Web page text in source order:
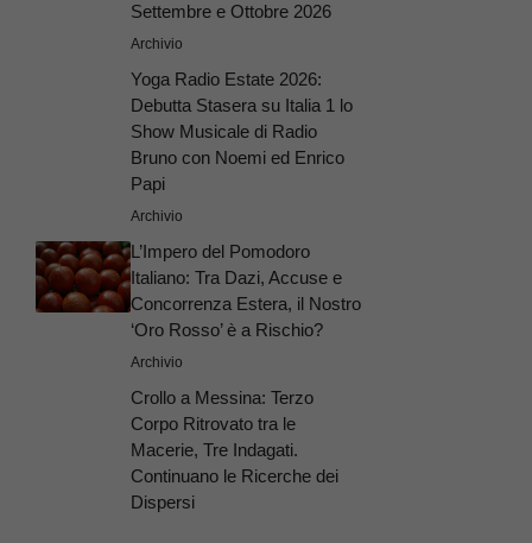
Settembre e Ottobre 2026
Archivio
Yoga Radio Estate 2026:
Debutta Stasera su Italia 1 lo
Show Musicale di Radio
Bruno con Noemi ed Enrico
Papi
Archivio
L’Impero del Pomodoro
Italiano: Tra Dazi, Accuse e
Concorrenza Estera, il Nostro
‘Oro Rosso’ è a Rischio?
Archivio
Crollo a Messina: Terzo
Corpo Ritrovato tra le
Macerie, Tre Indagati.
Continuano le Ricerche dei
Dispersi